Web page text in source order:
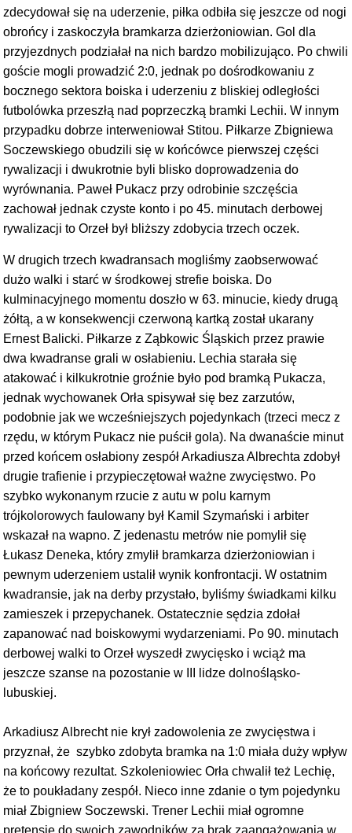
zdecydował się na uderzenie, piłka odbiła się jeszcze od nogi
obrońcy i zaskoczyła bramkarza dzierżoniowian. Gol dla
przyjezdnych podziałał na nich bardzo mobilizująco. Po chwili
goście mogli prowadzić 2:0, jednak po dośrodkowaniu z
bocznego sektora boiska i uderzeniu z bliskiej odległości
futbolówka przeszłą nad poprzeczką bramki Lechii. W innym
przypadku dobrze interweniował Stitou. Piłkarze Zbigniewa
Soczewskiego obudzili się w końcówce pierwszej części
rywalizacji i dwukrotnie byli blisko doprowadzenia do
wyrównania. Paweł Pukacz przy odrobinie szczęścia
zachował jednak czyste konto i po 45. minutach derbowej
rywalizacji to Orzeł był bliższy zdobycia trzech oczek.
W drugich trzech kwadransach mogliśmy zaobserwować
dużo walki i starć w środkowej strefie boiska. Do
kulminacyjnego momentu doszło w 63. minucie, kiedy drugą
żółtą, a w konsekwencji czerwoną kartką został ukarany
Ernest Balicki. Piłkarze z Ząbkowic Śląskich przez prawie
dwa kwadranse grali w osłabieniu. Lechia starała się
atakować i kilkukrotnie groźnie było pod bramką Pukacza,
jednak wychowanek Orła spisywał się bez zarzutów,
podobnie jak we wcześniejszych pojedynkach (trzeci mecz z
rzędu, w którym Pukacz nie puścił gola). Na dwanaście minut
przed końcem osłabiony zespół Arkadiusza Albrechta zdobył
drugie trafienie i przypieczętował ważne zwycięstwo. Po
szybko wykonanym rzucie z autu w polu karnym
trójkolorowych faulowany był Kamil Szymański i arbiter
wskazał na wapno. Z jedenastu metrów nie pomylił się
Łukasz Deneka, który zmylił bramkarza dzierżoniowian i
pewnym uderzeniem ustalił wynik konfrontacji. W ostatnim
kwadransie, jak na derby przystało, byliśmy świadkami kilku
zamieszek i przepychanek. Ostatecznie sędzia zdołał
zapanować nad boiskowymi wydarzeniami. Po 90. minutach
derbowej walki to Orzeł wyszedł zwycięsko i wciąż ma
jeszcze szanse na pozostanie w III lidze dolnośląsko-
lubuskiej.
Arkadiusz Albrecht nie krył zadowolenia ze zwycięstwa i
przyznał, że szybko zdobyta bramka na 1:0 miała duży wpływ
na końcowy rezultat. Szkoleniowiec Orła chwalił też Lechię,
że to poukładany zespół. Nieco inne zdanie o tym pojedynku
miał Zbigniew Soczewski. Trener Lechii miał ogromne
pretensje do swoich zawodników za brak zaangażowania w